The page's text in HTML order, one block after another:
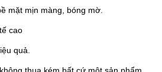
mặt mịn màng, bóng mờ.
cao
quả.